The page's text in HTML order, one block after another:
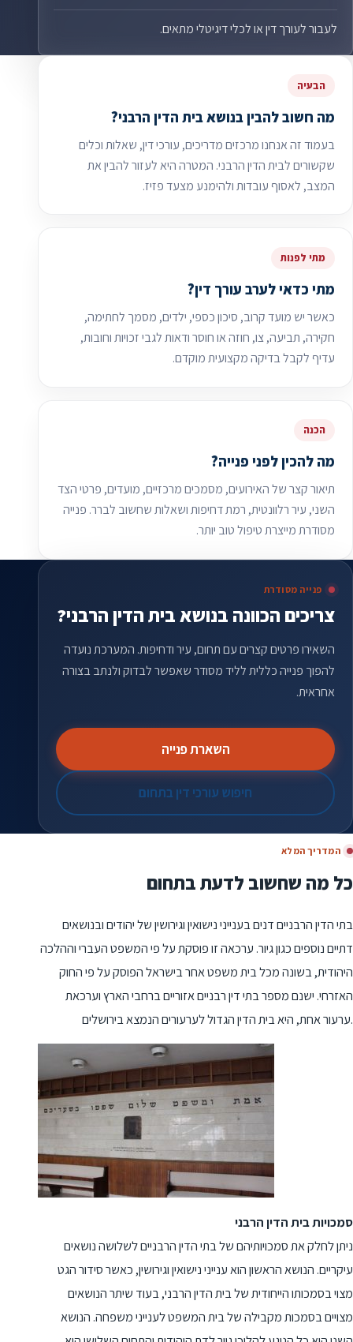
לעבור לעורך דין או לכלי דיגיטלי מתאים.
הבעיה
מה חשוב להבין בנושא בית הדין הרבני?
בעמוד זה אנחנו מרכזים מדריכים, עורכי דין, שאלות וכלים
שקשורים לבית הדין הרבני. המטרה היא לעזור להבין את
המצב, לאסוף עובדות ולהימנע מצעד פזיז.
מתי לפנות
מתי כדאי לערב עורך דין?
כאשר יש מועד קרוב, סיכון כספי, ילדים, מסמך לחתימה,
חקירה, תביעה, צו, חוזה או חוסר ודאות לגבי זכויות וחובות,
עדיף לקבל בדיקה מקצועית מוקדם.
הכנה
מה להכין לפני פנייה?
תיאור קצר של האירועים, מסמכים מרכזיים, מועדים, פרטי הצד
השני, עיר רלוונטית, רמת דחיפות ושאלות שחשוב לברר. פנייה
מסודרת מייצרת טיפול טוב יותר.
פנייה מסודרת
צריכים הכוונה בנושא בית הדין הרבני?
השאירו פרטים קצרים עם תחום, עיר ודחיפות. המערכת נועדה
להפוך פנייה כללית לליד מסודר שאפשר לבדוק ולנתב בצורה
אחראית.
השארת פנייה
חיפוש עורכי דין בתחום
המדריך המלא
כל מה שחשוב לדעת בתחום
בתי הדין הרבניים דנים בענייני נישואין וגירושין של יהודים ובנושאים
דתיים נוספים כגון גיור. ערכאה זו פוסקת על פי המשפט העברי וההלכה
היהודית, בשונה מכל בית משפט אחר בישראל הפוסק על פי החוק
האזרחי. ישנם מספר בתי דין רבניים אזוריים ברחבי הארץ וערכאת
ערעור אחת, היא בית הדין הגדול לערעורים הנמצא בירושלים.
סמכויות בית הדין הרבני
ניתן לחלק את סמכויותיהם של בתי הדין הרבניים לשלושה נושאים
עיקריים. הנושא הראשון הוא ענייני נישואין וגירושין, כאשר סידור הגט
מצוי בסמכותו הייחודית של בית הדין הרבני, בעוד שיתר הנושאים
מצויים בסמכות מקבילה של בית המשפט לענייני משפחה. הנושא